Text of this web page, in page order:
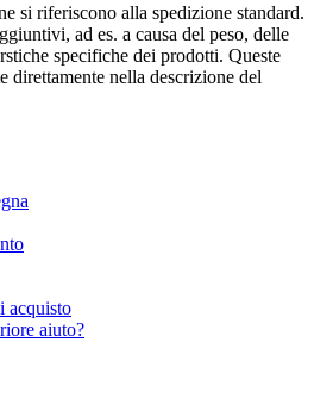
si riferiscono alla spedizione standard.
ad es. a causa del peso, delle
specifiche dei prodotti. Queste
direttamente nella descrizione del
acquisto
aiuto?